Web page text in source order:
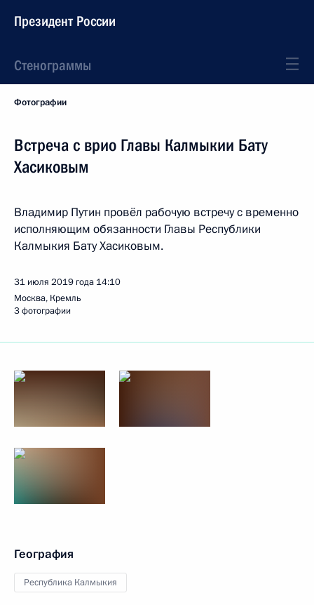
Президент России
Стенограммы
Фотографии
Встреча с врио Главы Калмыкии Бату
Хасиковым
Владимир Путин провёл рабочую встречу с временно
исполняющим обязанности Главы Республики
Калмыкия Бату Хасиковым.
31 июля 2019 года 14:10
Москва, Кремль
3 фотографии
География
Республика Калмыкия